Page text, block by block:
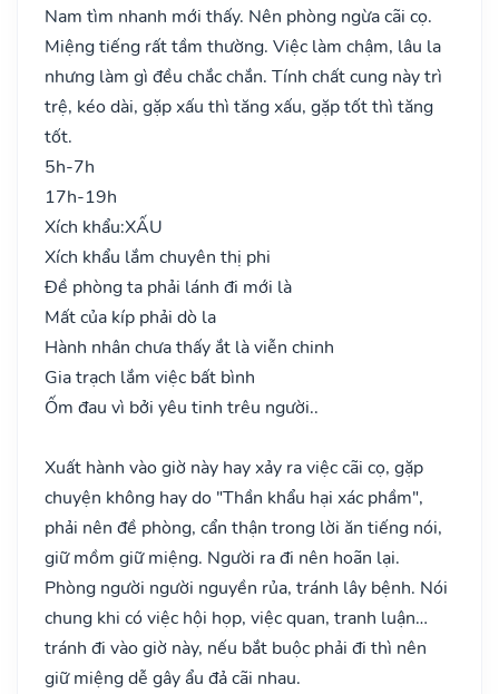
Nam tìm nhanh mới thấy. Nên phòng ngừa cãi cọ.
Miệng tiếng rất tầm thường. Việc làm chậm, lâu la
nhưng làm gì đều chắc chắn. Tính chất cung này trì
trệ, kéo dài, gặp xấu thì tăng xấu, gặp tốt thì tăng
tốt.
5h-7h
17h-19h
Xích khẩu:XẤU
Xích khẩu lắm chuyên thị phi
Đề phòng ta phải lánh đi mới là
Mất của kíp phải dò la
Hành nhân chưa thấy ắt là viễn chinh
Gia trạch lắm việc bất bình
Ốm đau vì bởi yêu tinh trêu người..
Xuất hành vào giờ này hay xảy ra việc cãi cọ, gặp
chuyện không hay do "Thần khẩu hại xác phầm",
phải nên đề phòng, cẩn thận trong lời ăn tiếng nói,
giữ mồm giữ miệng. Người ra đi nên hoãn lại.
Phòng người người nguyền rủa, tránh lây bệnh. Nói
chung khi có việc hội họp, việc quan, tranh luận…
tránh đi vào giờ này, nếu bắt buộc phải đi thì nên
giữ miệng dễ gây ẩu đả cãi nhau.